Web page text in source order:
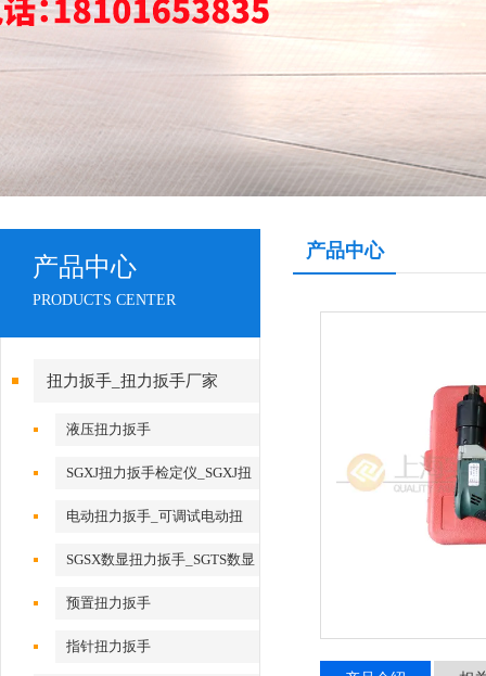
产品中心
PRODUCTS CENTER
扭力扳手_扭力扳手厂家
液压扭力扳手
SGXJ扭力扳手检定仪_SGXJ扭
矩扳手检定仪
电动扭力扳手_可调试电动扭
SGSX数显扭力扳手_SGTS数显
扭力扳手
预置扭力扳手
指针扭力扳手
产品中心